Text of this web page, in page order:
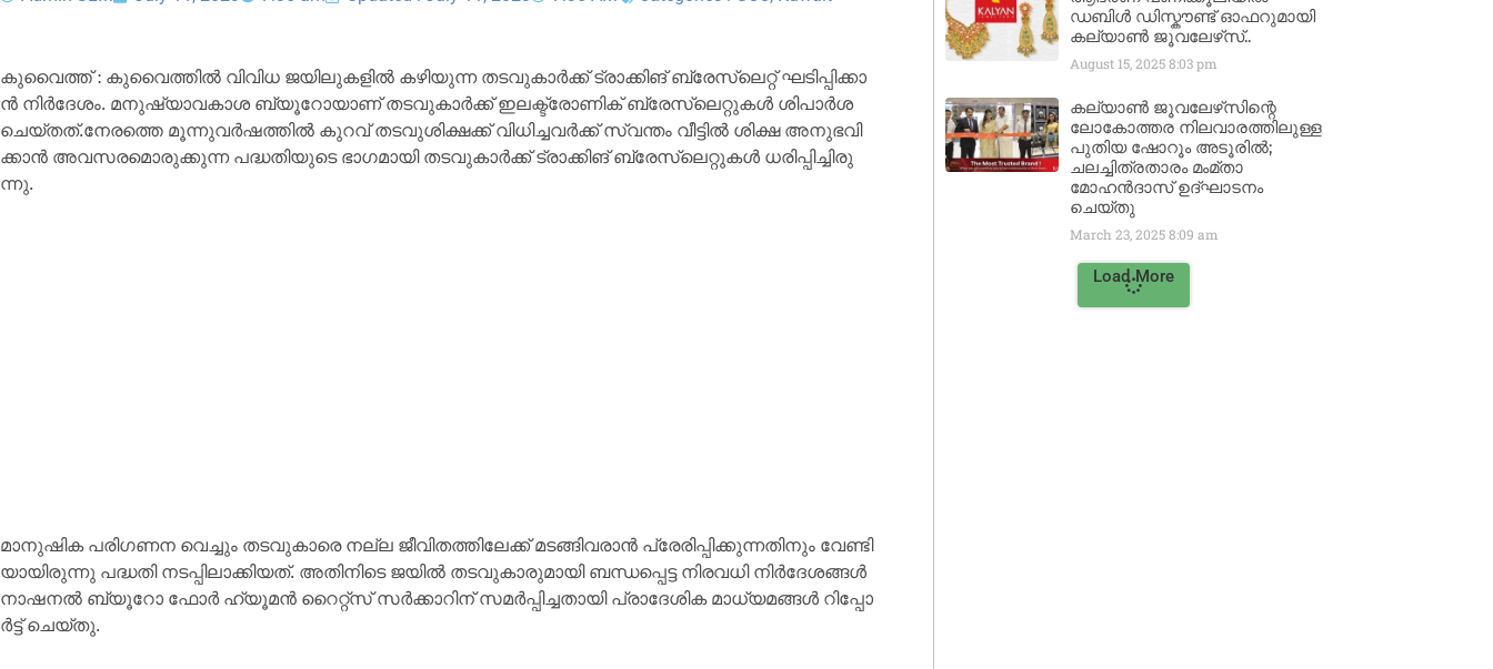
കു​വൈ​ത്ത് : കുവൈത്തിൽ വി​വി​ധ ജ​യി​ലു​ക​ളി​ല്‍ ക​ഴി​യു​ന്ന തടവുകാർക്ക് ട്രാ​ക്കി​ങ് ബ്രേ​സ്‌​ലെ​റ്റ് ഘ​ടി​പ്പി​ക്കാ​
ന്‍ നി​ർ​ദേ​ശം. മ​നു​ഷ്യാ​വ​കാ​ശ ബ്യൂ​റോ​യാ​ണ് ത​ട​വു​കാ​ര്‍ക്ക് ഇ​ല​ക്ട്രോ​ണി​ക് ബ്രേ​സ്‌​ലെ​റ്റു​ക​ൾ ശി​പാ​ര്‍ശ
ചെ​യ്ത​ത്.നേ​ര​ത്തെ മൂ​ന്നു​വ​ര്‍ഷ​ത്തി​ല്‍ കു​റ​വ് ത​ട​വു​ശി​ക്ഷ​ക്ക് വി​ധി​ച്ച​വ​ര്‍ക്ക് സ്വ​ന്തം വീ​ട്ടി​ല്‍ ശി​ക്ഷ അ​നു​ഭ​വി​
ക്കാ​ന്‍ അ​വ​സ​ര​മൊ​രു​ക്കു​ന്ന പ​ദ്ധ​തി​യു​ടെ ഭാ​ഗ​മാ​യി ത​ട​വു​കാ​ര്‍ക്ക് ട്രാ​ക്കി​ങ് ബ്രേ​സ്‌​ലെ​റ്റു​ക​ള്‍ ധ​രി​പ്പി​ച്ചി​രു​
ന്നു.
മാ​നു​ഷി​ക പ​രി​ഗ​ണ​ന വെ​ച്ചും ത​ട​വു​കാ​രെ ന​ല്ല ജീ​വി​ത​ത്തി​ലേ​ക്ക് മ​ട​ങ്ങി​വ​രാ​ന്‍ പ്രേ​രി​പ്പി​ക്കു​ന്ന​തി​നും വേ​ണ്ടി​
യാ​യി​രു​ന്നു പ​ദ്ധ​തി ന​ട​പ്പി​ലാ​ക്കി​യ​ത്. അ​തി​നി​ടെ ജ​യി​ല്‍ ത​ട​വു​കാ​രു​മാ​യി ബ​ന്ധ​പ്പെ​ട്ട നി​ര​വ​ധി നി​ർ​ദേ​ശ​ങ്ങ​ള്‍
നാ​ഷ​ന​ൽ ബ്യൂ​റോ ഫോ​ർ ഹ്യൂ​മ​ൻ റൈ​റ്റ്‌​സ് സ​ര്‍ക്കാ​റി​ന് സ​മ​ര്‍പ്പി​ച്ച​താ​യി പ്രാ​ദേ​ശി​ക മാ​ധ്യ​മ​ങ്ങൾ റി​പ്പോ​
ര്‍ട്ട് ചെ​യ്തു.
ഡബിൾ ഡിസ്കൗണ്ട് ഓഫറുമായി
കല്യാൺ ജൂവലേഴ്‌സ്..
August 15, 20258:03 pm
കല്യാൺ ജൂവലേഴ്‌സിന്റെ
ലോകോത്തര നിലവാരത്തിലുള്ള
പുതിയ ഷോറൂം അടൂരിൽ;
ചലച്ചിത്രതാരം മംമ്താ
മോഹൻദാസ് ഉദ്ഘാടനം
ചെയ്‌തു
March 23, 20258:09 am
Load More